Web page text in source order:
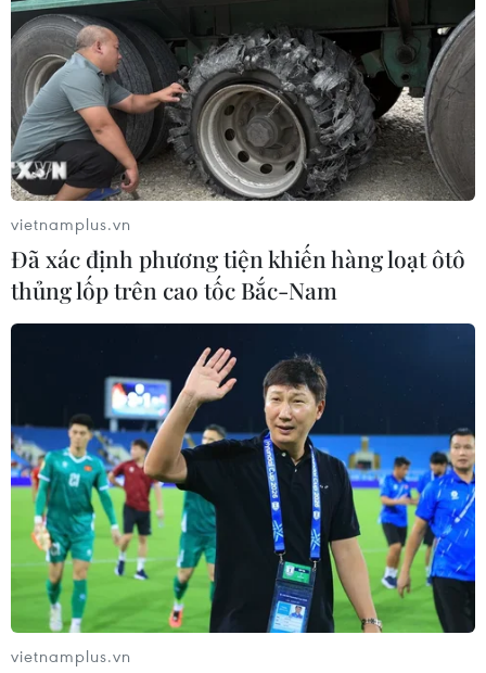
vietnamplus.vn
Đã xác định phương tiện khiến hàng loạt ôtô
thủng lốp trên cao tốc Bắc-Nam
vietnamplus.vn